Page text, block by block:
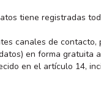
tiene registradas
canales de
en forma
en el artículo 14,